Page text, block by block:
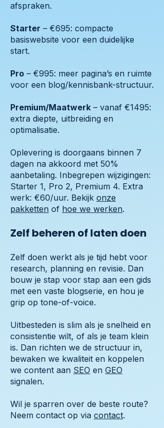
afspraken.
Starter – €695: compacte
basiswebsite voor een duidelijke
start.
Pro – €995: meer pagina’s en ruimte
voor een blog/kennisbank-structuur.
Premium/Maatwerk – vanaf €1495:
extra diepte, uitbreiding en
optimalisatie.
Oplevering is doorgaans binnen 7
dagen na akkoord met 50%
aanbetaling. Inbegrepen wijzigingen:
Starter 1, Pro 2, Premium 4. Extra
werk: €60/uur. Bekijk onze
pakketten of hoe we werken.
Zelf beheren of laten doen
Zelf doen werkt als je tijd hebt voor
research, planning en revisie. Dan
bouw je stap voor stap aan een gids
met een vaste blogserie, en hou je
grip op tone-of-voice.
Uitbesteden is slim als je snelheid en
consistentie wilt, of als je team klein
is. Dan richten we de structuur in,
bewaken we kwaliteit en koppelen
we content aan SEO en GEO
signalen.
Wil je sparren over de beste route?
Neem contact op via contact.